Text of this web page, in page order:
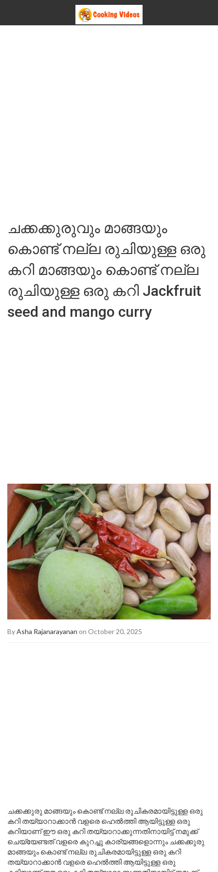
ചക്കക്കുരുവും മാങ്ങയും
കൊണ്ട് നല്ല രുചിയുള്ള ഒരു
കറി മാങ്ങയും കൊണ്ട് നല്ല
രുചിയുള്ള ഒരു കറി Jackfruit
seed and mango curry
ByAsha Rajanarayanan on October 20, 2025
ചക്കക്കുരു മാങ്ങയും കൊണ്ട് നല്ല രുചികരമായിട്ടുള്ള ഒരു
കറി തയ്യാറാക്കാൻ വളരെ ഹെൽത്തി ആയിട്ടുള്ള ഒരു
കറിയാണ് ഈ ഒരു കറി തയ്യാറാക്കുന്നതിനായിട്ട് നമുക്ക്
ചെയ്യേണ്ടത് വളരെ കുറച്ചു കാര്യങ്ങളൊന്നും ചക്കക്കുരു
മാങ്ങയും കൊണ്ട് നല്ല രുചികരമായിട്ടുള്ള ഒരു കറി
തയ്യാറാക്കാൻ വളരെ ഹെൽത്തി ആയിട്ടുള്ള ഒരു